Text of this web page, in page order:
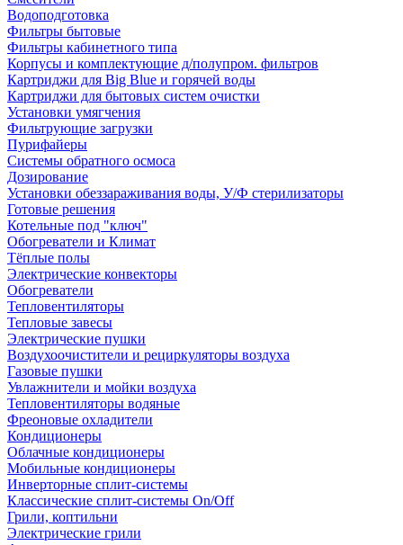
Водоподготовка
Фильтры бытовые
Фильтры кабинетного типа
Корпусы и комплектующие д/полупром. фильтров
Картриджи для Big Blue и горячей воды
Картриджи для бытовых систем очистки
Установки умягчения
Фильтрующие загрузки
Пурифайеры
Системы обратного осмоса
Дозирование
Установки обеззараживания воды, У/Ф стерилизаторы
Готовые решения
Котельные под "ключ"
Обогреватели и Климат
Тёплые полы
Электрические конвекторы
Обогреватели
Тепловентиляторы
Тепловые завесы
Электрические пушки
Воздухоочистители и рециркуляторы воздуха
Газовые пушки
Увлажнители и мойки воздуха
Тепловентиляторы водяные
Фреоновые охладители
Кондиционеры
Облачные кондиционеры
Мобильные кондиционеры
Инверторные сплит-системы
Классические сплит-системы On/Off
Грили, коптильни
Электрические грили